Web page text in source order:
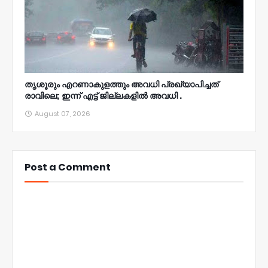
തൃശൂരും എറണാകുളത്തും അവധി പ്രഖ്യാപിച്ചത്
രാവിലെ; ഇന്ന് എട്ട് ജില്ലകളിൽ അവധി .
August 07, 2026
Post a Comment